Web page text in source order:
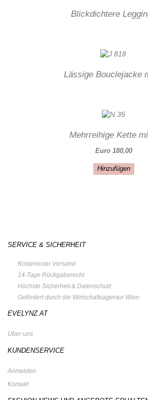
Blickdichtere
Lässige Bouclejacke
Mehrreihige Kette
Euro 180,00
Hinzufügen
SERVICE & SICHERHEIT
Kostenloser Versand
14-Tage Rückgaberecht
Höchste Sicherheit & Datenschutz
Gefördert durch die Wirtschaftsagentur Wien
EVELYNZ.AT
Über uns
KUNDENSERVICE
Anmelden
Kontakt